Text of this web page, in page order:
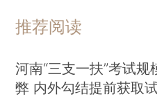
推荐阅读
河南“三支一扶”考试规
弊 内外勾结提前获取